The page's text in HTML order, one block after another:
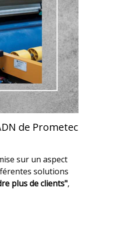
de Prometec
sur un aspect
solutions
plus de clients",